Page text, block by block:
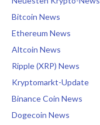
Bitcoin News
Ethereum News
Altcoin News
Ripple (XRP) News
Kryptomarkt-Update
Binance Coin News
Dogecoin News